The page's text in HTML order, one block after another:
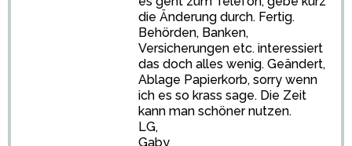
die Änderung durch. Fertig.
Behörden, Banken,
Versicherungen etc. interessiert
das doch alles wenig. Geändert,
Ablage Papierkorb, sorry wenn
ich es so krass sage. Die Zeit
kann man schöner nutzen.
LG,
Gaby